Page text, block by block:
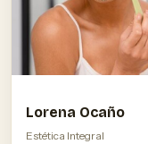
Lorena Ocaño
Estética Integral